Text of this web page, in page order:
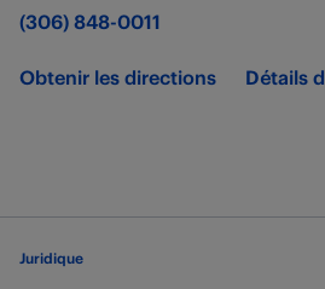
(306) 848-0011
Obtenir les directions Détails
Juridique